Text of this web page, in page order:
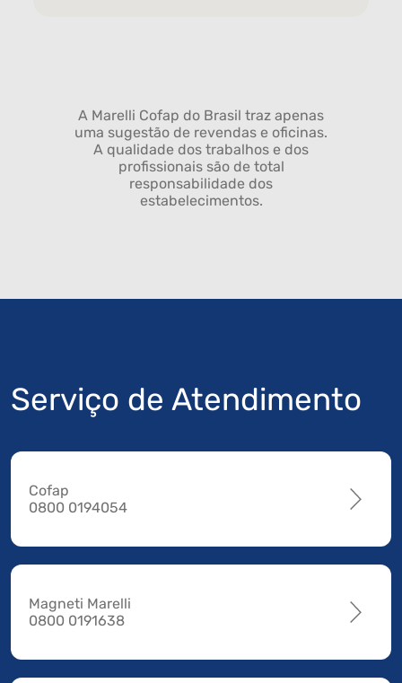
A Marelli Cofap do Brasil traz apenas
uma sugestão de revendas e oficinas.
A qualidade dos trabalhos e dos
profissionais são de total
responsabilidade dos
estabelecimentos.
Serviço de Atendimento
Cofap
0800 0194054
Magneti Marelli
0800 0191638